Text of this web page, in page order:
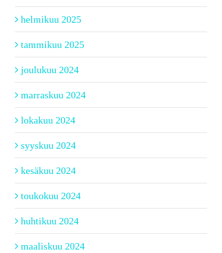
helmikuu 2025
tammikuu 2025
joulukuu 2024
marraskuu 2024
lokakuu 2024
syyskuu 2024
kesäkuu 2024
toukokuu 2024
huhtikuu 2024
maaliskuu 2024